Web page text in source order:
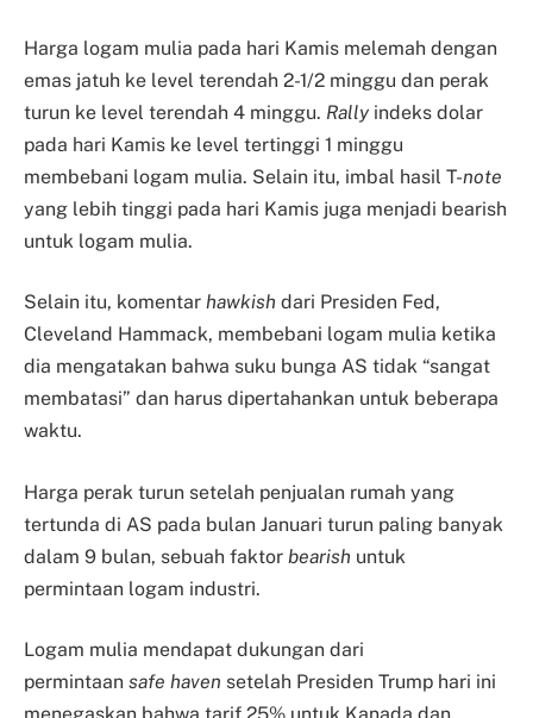
Harga logam mulia pada hari Kamis melemah dengan
emas jatuh ke level terendah 2-1/2 minggu dan perak
turun ke level terendah 4 minggu. Rally indeks dolar
pada hari Kamis ke level tertinggi 1 minggu
membebani logam mulia. Selain itu, imbal hasil T-note
yang lebih tinggi pada hari Kamis juga menjadi bearish
untuk logam mulia.
Selain itu, komentar hawkish dari Presiden Fed,
Cleveland Hammack, membebani logam mulia ketika
dia mengatakan bahwa suku bunga AS tidak “sangat
membatasi” dan harus dipertahankan untuk beberapa
waktu.
Harga perak turun setelah penjualan rumah yang
tertunda di AS pada bulan Januari turun paling banyak
dalam 9 bulan, sebuah faktor bearish untuk
permintaan logam industri.
Logam mulia mendapat dukungan dari
permintaan safe haven setelah Presiden Trump hari ini